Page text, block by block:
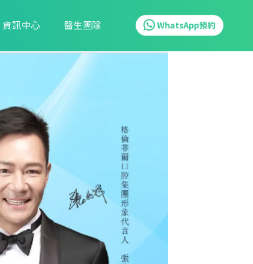
資訊中心 醫生團隊 WhatsApp預約